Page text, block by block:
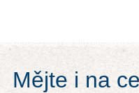
Regiony
Mějte i na